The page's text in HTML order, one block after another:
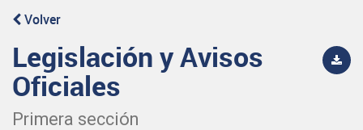
Volver
Legislación y Avisos
Oficiales
Primera sección